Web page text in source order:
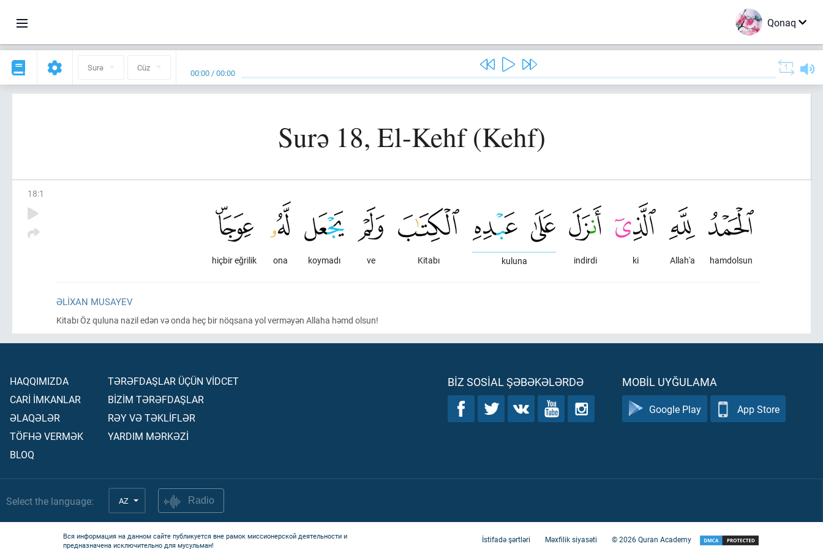
Qonaq
Surə Cüz 00:00 /00:00
Surə 18, El-Kehf (Kehf)
18:1
hamdolsun
Allah'a
ki
indirdi
kuluna
Kitabı
ve
koymadı
ona
hiçbir eğrilik
ƏLIXAN MUSAYEV
Kitabı Öz quluna nazil edən və onda heç bir nöqsana yol verməyən Allaha həmd olsun!
HAQQIMIZDA
CARİ İMKANLAR
ƏLAQƏLƏR
TÖFHƏ VERMƏK
BLOQ
TƏRƏFDAŞLAR ÜÇÜN VİDCET
BİZİM TƏRƏFDAŞLAR
RƏY VƏ TƏKLİFLƏR
YARDIM MƏRKƏZİ
BIZ SOSIAL ŞƏBƏKƏLƏRDƏ MOBIL UYĞULAMA
Google Play App Store
Select the language: AZ Radio
Вся информация на данном сайте публикуется вне рамок миссионерской деятельности и
предназначена исключительно для мусульман!
İstifadə şərtləri Məxfilik siyasəti ©2026Quran Academy